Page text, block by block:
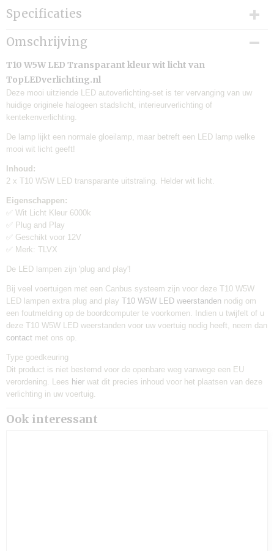
Specificaties
Productcode
TLV-SLA-10
Levertijd:
één werkdag
Merk:
TLVX
Garantie:
Verzendkosten:
Omschrijving
T10 W5W LED Transparant kleur wit licht van
TopLEDverlichting.nl
Deze mooi uitziende LED autoverlichting-set is ter vervanging van uw
huidige originele halogeen stadslicht, interieurverlichting of
kentekenverlichting.
De lamp lijkt een normale gloeilamp, maar betreft een LED lamp welke
mooi wit licht geeft!
Inhoud:
2 x T10 W5W LED transparante uitstraling. Helder wit licht.
Eigenschappen:
✅ Wit Licht Kleur 6000k
✅ Plug and Play
✅ Geschikt voor 12V
✅ Merk: TLVX
De LED lampen zijn 'plug and play'!
Bij veel voertuigen met een Canbus systeem zijn voor deze T10 W5W
LED lampen extra plug and play T10 W5W LED weerstanden nodig om
een foutmelding op de boordcomputer te voorkomen. Indien u twijfelt of u
deze T10 W5W LED weerstanden voor uw voertuig nodig heeft, neem dan
contact met ons op.
Type goedkeuring
Dit product is niet bestemd voor de openbare weg vanwege een EU
verordening. Lees hier wat dit precies inhoud voor het plaatsen van deze
verlichting in uw voertuig.
Ook interessant